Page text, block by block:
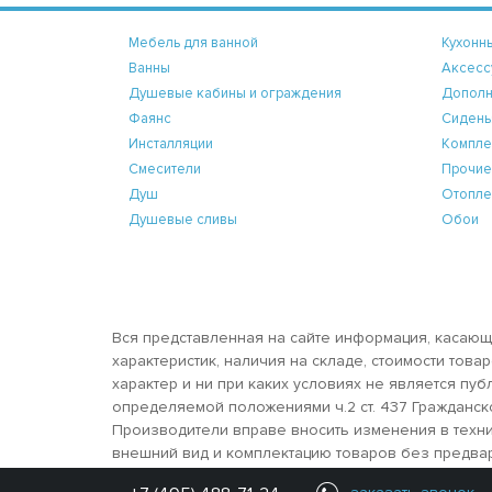
Мебель для ванной
Ванны
Душевые кабины и ограждения
Фаянс
Инсталляции
Смесители
Душ
Душевые сливы
Обои
Вся представленная на сайте информация,
характеристик, наличия на складе, стоимости
характер и ни при каких условиях не является
определяемой положениями ч.2 ст. 437
Производители вправе вносить изменения в
внешний вид и комплектацию товаров без
© 2026 sanbravo.ru - сантехника, отопление и